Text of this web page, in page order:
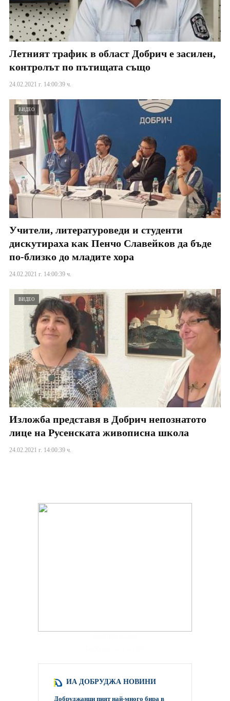
Летният трафик в област Добрич е засилен,
контролът по пътищата също
24.02.2021 г. 14:00:39 ч.
ВИДЕО
Учители, литературоведи и студенти
дискутираха как Пенчо Славейков да бъде
по-близко до младите хора
24.02.2021 г. 14:00:39 ч.
ВИДЕО
Изложба представя в Добрич непознатото
лице на Русенската живописна школа
24.02.2021 г. 14:00:39 ч.
ИА ДОБРУДЖА НОВИНИ
Добруджанци пият най-много бира в